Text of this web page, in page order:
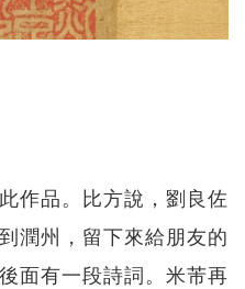
作品。比方說，劉良佐
潤州，留下來給朋友的
面有一段詩詞。米芾再